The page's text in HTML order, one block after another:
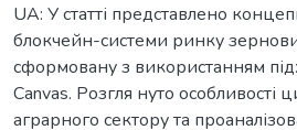
UA: У статті представлено
блокчейн-системи ринку
сформовану з використанням
Canvas. Розгля нуто особливості
аграрного сектору та